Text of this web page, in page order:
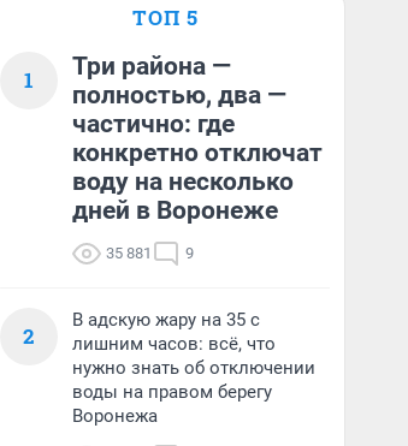
ТОП 5
1
Три района —
полностью, два —
частично: где
конкретно отключат
воду на несколько
дней в Воронеже
35 881 9
2
В адскую жару на 35 с
лишним часов: всё, что
нужно знать об отключении
воды на правом берегу
Воронежа